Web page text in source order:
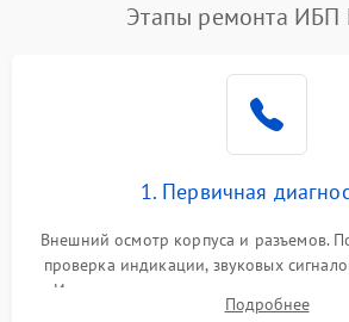
Этапы ремонта ИБП
1. Первичная
Внешний осмотр корпуса и разъемов.
проверка индикации, звуковых
Измерение входного и выходного
реакции ИБП на отключение
Подробнее